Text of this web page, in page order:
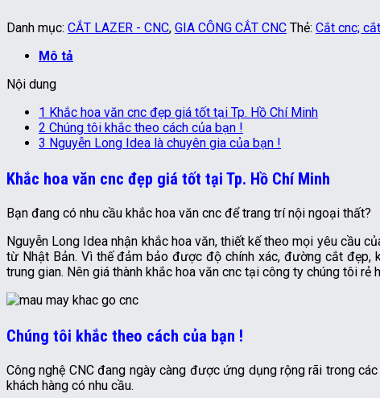
Danh mục: CẮT LAZER - CNC, GIA CÔNG CẮT CNC Thẻ: Cắt cnc;
Mô tả
Nội dung
1 Khắc hoa văn cnc đẹp giá tốt tại Tp. Hồ Chí Minh
2 Chúng tôi khắc theo cách của bạn !
3 Nguyễn Long Idea là chuyên gia của bạn !
Khắc hoa văn cnc đẹp giá tốt tại Tp. Hồ Chí Minh
Bạn đang có nhu cầu khắc hoa văn cnc để trang trí nội ngoại thất?
Nguyễn Long Idea nhận khắc hoa văn, thiết kế theo mọi yêu cầu
từ Nhật Bản. Vì thế đảm bảo được độ chính xác, đường cắt
trung gian. Nên giá thành khắc hoa văn cnc tại công ty chúng tôi rẻ
Chúng tôi khắc theo cách của bạn !
Công nghệ CNC đang ngày càng được ứng dụng rộng rãi trong
khách hàng có nhu cầu.